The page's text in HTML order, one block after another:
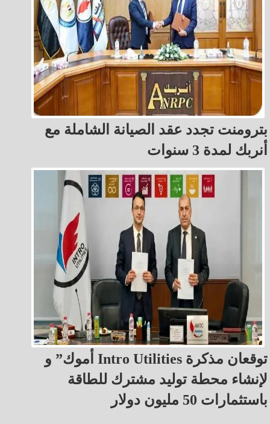
بترومنت تجدد عقد الصيانة الشاملة مع
أنربك لمدة 3 سنوات
أموك” و Intro Utilities توقعان مذكرة
لإنشاء محطة توليد مشترك للطاقة
باستثمارات 50 مليون دولار